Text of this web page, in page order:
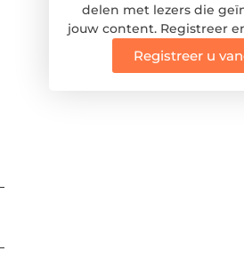
delen met lezers die
jouw content. Registreer
Registreer u